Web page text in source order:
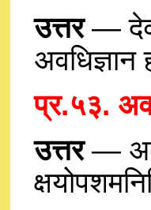
उत्तर— देव
अवधिज्ञान
प्र.५३.
उत्तर—